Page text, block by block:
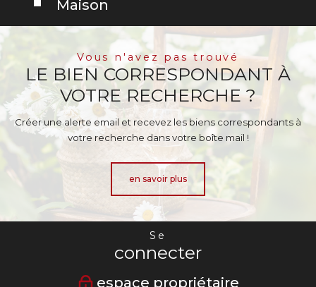
Maison
Vous n'avez pas trouvé
LE BIEN CORRESPONDANT À
VOTRE RECHERCHE ?
Créer une alerte email et recevez les biens correspondants à
votre recherche dans votre boîte mail !
en savoir plus
Se
connecter
espace propriétaire